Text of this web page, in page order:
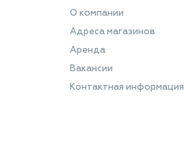
О компании
Адреса магазинов
Аренда
Вакансии
Контактная информация